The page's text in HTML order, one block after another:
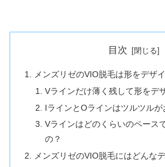
目次
メンズリゼのVIO脱毛は形をデザ
Vラインだけ薄く残して形をデ
IラインとOラインはツルツルが
Vラインはどのくらいのペース
の？
メンズリゼのVIO脱毛にはどんな